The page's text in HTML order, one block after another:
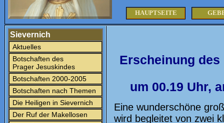
HAUPTSEITE
Sievernich
Aktuelles
Botschaften des
Prager Jesuskindes
Botschaften 2000-2005
Botschaften nach Themen
Die Heiligen in Sievernich
Der Ruf der Makellosen
Erscheinung
um 00.19 Uhr,
Eine wunderschöne
wird begleitet von zwei